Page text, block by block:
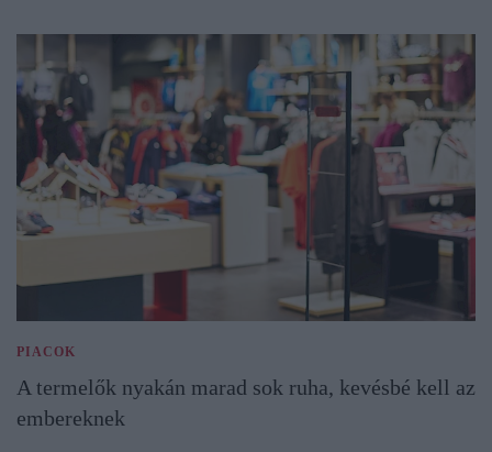
PIACOK
A termelők nyakán marad sok ruha, kevésbé kell az
embereknek